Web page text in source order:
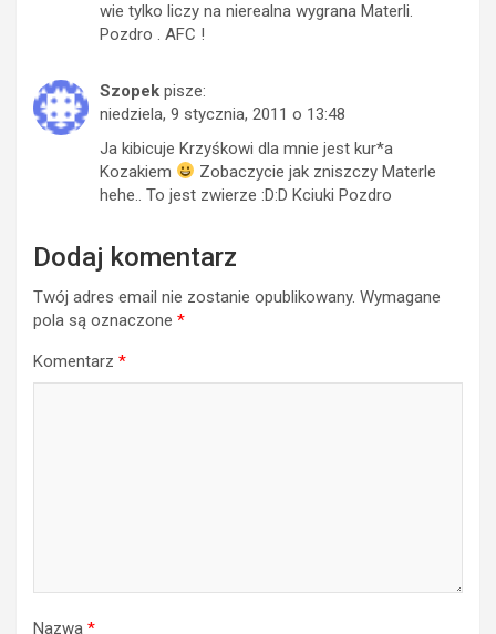
wie tylko liczy na nierealna wygrana Materli.
Pozdro . AFC !
Szopek pisze:
niedziela, 9 stycznia, 2011 o 13:48
Ja kibicuje Krzyśkowi dla mnie jest kur*a
Kozakiem
Zobaczycie jak zniszczy Materle
hehe.. To jest zwierze :D:D Kciuki Pozdro
Dodaj komentarz
Twój adres email nie zostanie opublikowany. Wymagane
pola są oznaczone *
Komentarz *
Nazwa *